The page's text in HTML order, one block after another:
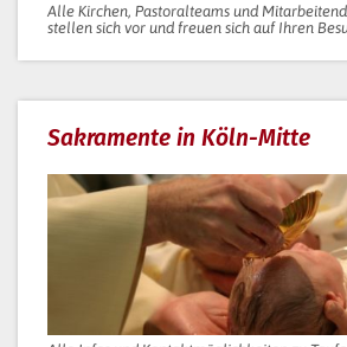
Alle Kirchen, Pastoralteams und
stellen sich vor und freuen sich auf Ihren
Sakramente in Köln-Mitte